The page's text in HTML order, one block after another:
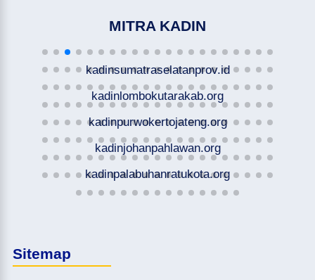
MITRA KADIN
kadinsumatraselatanprov.id
kadinlombokutarakab.org
kadinpurwokertojateng.org
kadinjohanpahlawan.org
kadinpalabuhanratukota.org
Sitemap